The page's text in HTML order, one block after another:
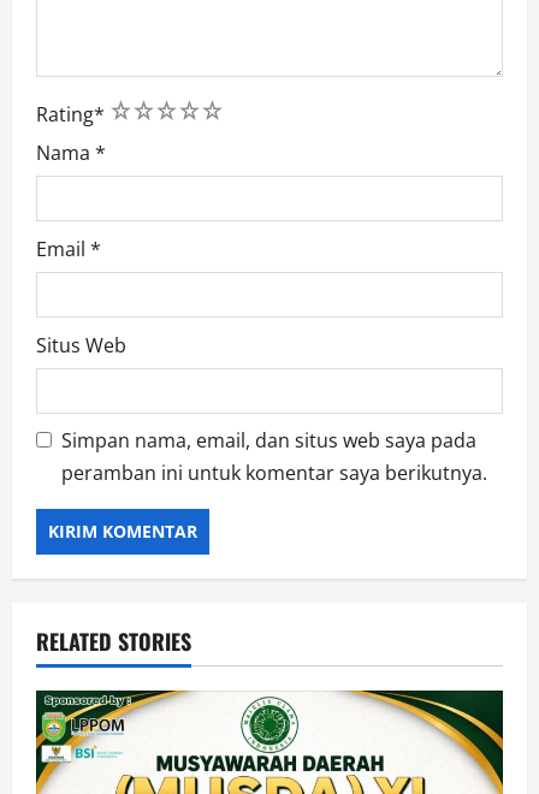
Rating* 5
4
3
2
1
Nama *
Email *
Situs Web
Simpan nama, email, dan situs web saya pada
peramban ini untuk komentar saya berikutnya.
RELATED STORIES